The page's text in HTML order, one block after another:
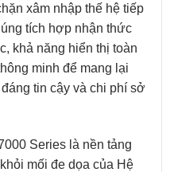
xâm nhập thế hệ tiếp
tích hợp nhận thức
khả năng hiển thị toàn
minh để mang lại
tin cậy và chi phí sở
Series là nền tảng
mối đe dọa của Hệ